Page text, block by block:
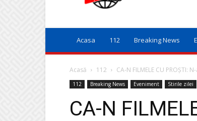
Acasa 112 Breaking News
Acasă 112 CA-N FILMELE CU
112 Breaking News Eveniment Stirile zilei
CA-N